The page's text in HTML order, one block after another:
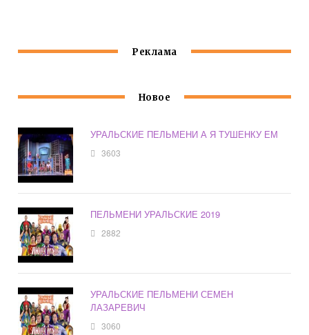
Реклама
Новое
УРАЛЬСКИЕ ПЕЛЬМЕНИ А Я ТУШЕНКУ ЕМ
3603
ПЕЛЬМЕНИ УРАЛЬСКИЕ 2019
2882
УРАЛЬСКИЕ ПЕЛЬМЕНИ СЕМЕН
ЛАЗАРЕВИЧ
3060